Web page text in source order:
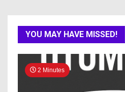
YOU MAY HAVE MISSED!
2 Minutes